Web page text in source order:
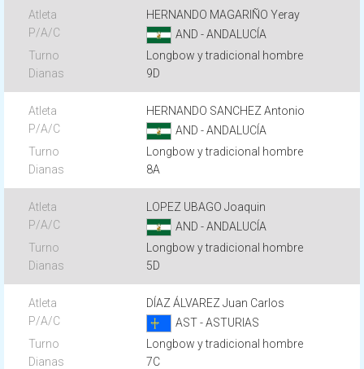
HERNANDO MAGARIÑO Yeray
AND - ANDALUCÍA
Longbow y tradicional hombre
9D
HERNANDO SANCHEZ Antonio
AND - ANDALUCÍA
Longbow y tradicional hombre
8A
LOPEZ UBAGO Joaquin
AND - ANDALUCÍA
Longbow y tradicional hombre
5D
DÍAZ ÁLVAREZ Juan Carlos
AST - ASTURIAS
Longbow y tradicional hombre
7C